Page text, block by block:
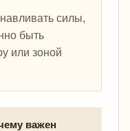
силы,
быть
или зоной
важен